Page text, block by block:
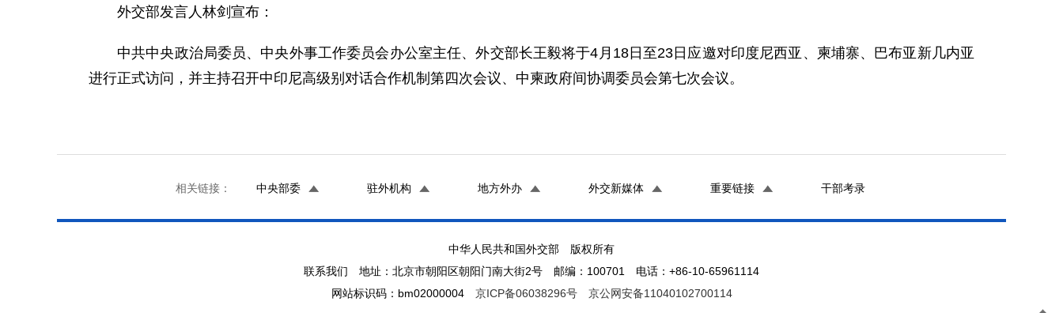
外交部发言人林剑宣布：
中共中央政治局委员、中央外事工作委员会办公室主任、外交部长王毅将于4月18日至23日应邀对印度尼西亚、柬埔寨、巴布亚新几内亚
进行正式访问，并主持召开中印尼高级别对话合作机制第四次会议、中柬政府间协调委员会第七次会议。
相关链接： 中央部委 驻外机构 地方外办 外交新媒体 重要链接 干部考录
中华人民共和国外交部 版权所有
联系我们 地址：北京市朝阳区朝阳门南大街2号 邮编：100701 电话：+86-10-65961114
网站标识码：bm02000004 京ICP备06038296号 京公网安备11040102700114